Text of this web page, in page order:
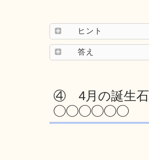
ヒント
答え
④ 4月の誕生石
◯◯◯◯◯◯